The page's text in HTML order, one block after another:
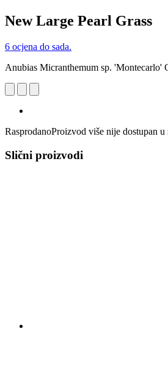
New Large Pearl Grass
6 ocjena do sada.
Anubias Micranthemum sp. 'Montecarlo'
RasprodanoProizvod više nije dostupan
Slični proizvodi